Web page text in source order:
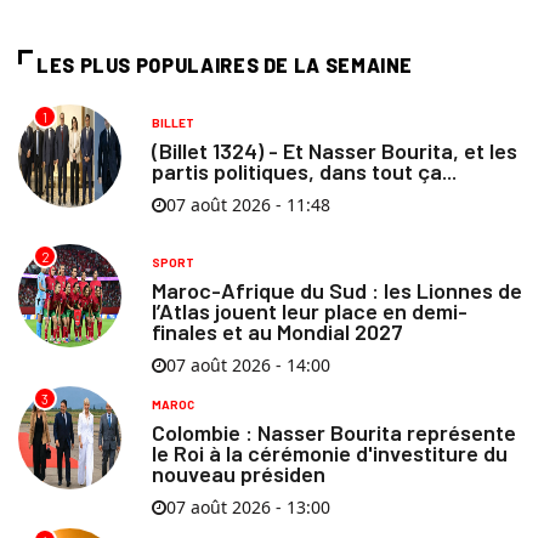
LES PLUS POPULAIRES DE LA SEMAINE
1 BILLET
(Billet 1324) - Et Nasser Bourita, et les
partis politiques, dans tout ça...
07 août 2026 - 11:48
2 SPORT
Maroc-Afrique du Sud : les Lionnes de
l’Atlas jouent leur place en demi-
finales et au Mondial 2027
07 août 2026 - 14:00
3 MAROC
Colombie : Nasser Bourita représente
le Roi à la cérémonie d'investiture du
nouveau présiden
07 août 2026 - 13:00